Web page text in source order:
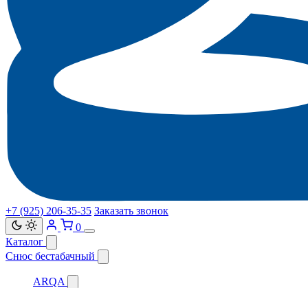
+7 (925) 206‑35‑35 Заказать звонок
0
Каталог
Снюс бестабачный
ARQA